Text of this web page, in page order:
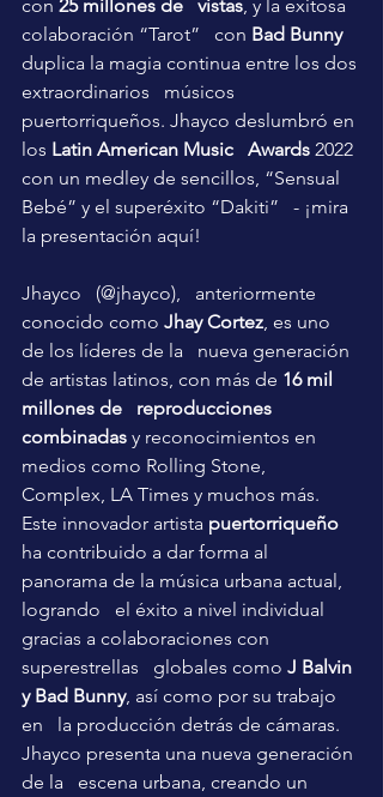
con 25 millones de   vistas , y la exitosa
colaboración “Tarot”   con Bad Bunny
duplica la magia continua entre los dos
extraordinarios   músicos
puertorriqueños. Jhayco deslumbró en
los Latin American Music   Awards 2022
con un medley de sencillos, “Sensual
Bebé” y el superéxito “Dakiti”   - ¡mira
la presentación aquí!
Jhayco   (@jhayco),   anteriormente
conocido como Jhay Cortez , es uno
de los líderes de la   nueva generación
de artistas latinos, con más de 16 mil
millones de   reproducciones
combinadas y reconocimientos en
medios como Rolling Stone,
Complex, LA Times y muchos más.
Este innovador artista puertorriqueño
ha contribuido a dar forma al
panorama de la música urbana actual,
logrando   el éxito a nivel individual
gracias a colaboraciones con
superestrellas   globales como J Balvin
y Bad Bunny, así como por su trabajo
en   la producción detrás de cámaras.
Jhayco presenta una nueva generación
de la   escena urbana, creando un